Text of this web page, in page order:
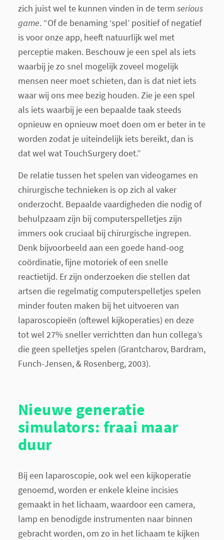
zich juist wel te kunnen vinden in de term serious
game. “Of de benaming ‘spel’ positief of negatief
is voor onze app, heeft natuurlijk wel met
perceptie maken. Beschouw je een spel als iets
waarbij je zo snel mogelijk zoveel mogelijk
mensen neer moet schieten, dan is dat niet iets
waar wij ons mee bezig houden. Zie je een spel
als iets waarbij je een bepaalde taak steeds
opnieuw en opnieuw moet doen om er beter in te
worden zodat je uiteindelijk iets bereikt, dan is
dat wel wat TouchSurgery doet.”
De relatie tussen het spelen van videogames en
chirurgische technieken is op zich al vaker
onderzocht. Bepaalde vaardigheden die nodig of
behulpzaam zijn bij computerspelletjes zijn
immers ook cruciaal bij chirurgische ingrepen.
Denk bijvoorbeeld aan een goede hand-oog
coördinatie, fijne motoriek of een snelle
reactietijd. Er zijn onderzoeken die stellen dat
artsen die regelmatig computerspelletjes spelen
minder fouten maken bij het uitvoeren van
laparoscopieën (oftewel kijkoperaties) en deze
tot wel 27% sneller verrichtten dan hun collega’s
die geen spelletjes spelen (Grantcharov, Bardram,
Funch-Jensen, & Rosenberg, 2003).
Nieuwe generatie
simulators: fraai maar
duur
Bij een laparoscopie, ook wel een kijkoperatie
genoemd, worden er enkele kleine incisies
gemaakt in het lichaam, waardoor een camera,
lamp en benodigde instrumenten naar binnen
gebracht worden, om zo in het lichaam te kijken